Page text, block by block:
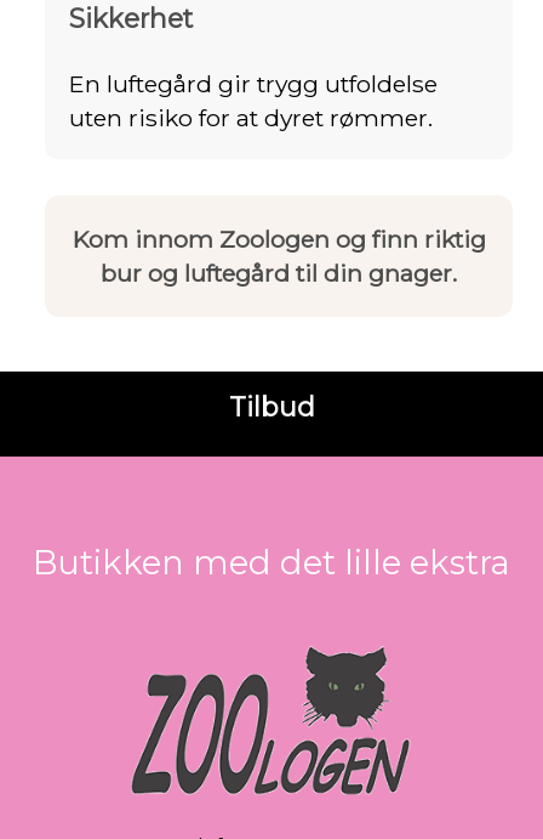
Sikkerhet
En luftegård gir trygg utfoldelse
uten risiko for at dyret rømmer.
Kom innom Zoologen og finn riktig
bur og luftegård til din gnager.
Tilbud
Butikken med det lille ekstra